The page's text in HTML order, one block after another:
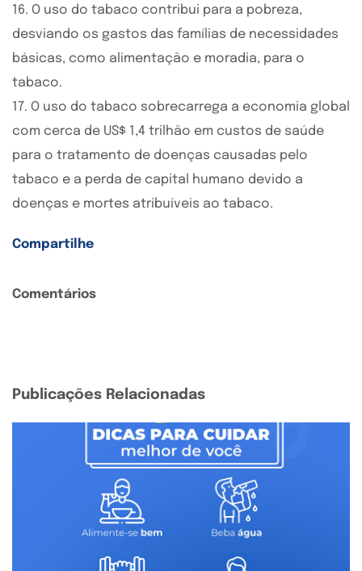
16. O uso do tabaco contribui para a pobreza,
desviando os gastos das famílias de necessidades
básicas, como alimentação e moradia, para o
tabaco.
17. O uso do tabaco sobrecarrega a economia global
com cerca de US$ 1,4 trilhão em custos de saúde
para o tratamento de doenças causadas pelo
tabaco e a perda de capital humano devido a
doenças e mortes atribuíveis ao tabaco.
Compartilhe
Comentários
Publicações Relacionadas